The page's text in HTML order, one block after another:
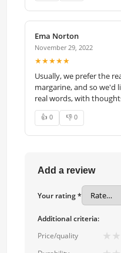
Ema Norton
November 29, 2022
★★★★★
Usually, we prefer the
margarine, and so we'd
real words, with
👍 0 👎 0
Add a review
Your rating *
Additional criteria:
Price/quality
★ ★